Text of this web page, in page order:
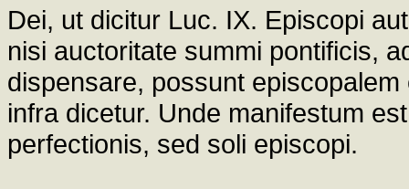
Dei, ut dicitur Luc. IX. Episcopi
nisi auctoritate summi pontificis,
dispensare, possunt
infra dicetur. Unde manifestum
perfectionis, sed soli episcopi.